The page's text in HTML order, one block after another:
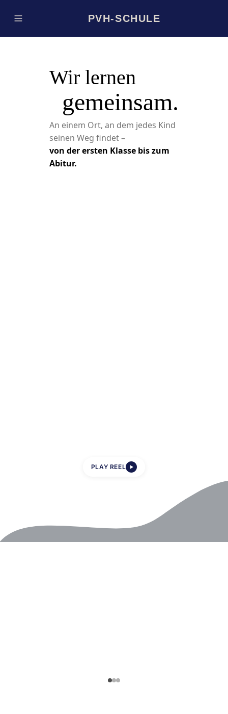
PVH-SCHULE
Wir lernen
gemeinsam.
An einem Ort, an dem jedes Kind
seinen Weg findet –
von der ersten Klasse bis zum
Abitur.
PLAY REEL ▶